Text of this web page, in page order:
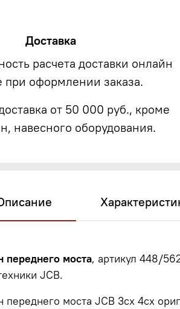
Доставка
расчета доставки онлайн
при оформлении заказа.
от 50 000 руб., кроме
навесного оборудования.
переднего моста, артикул 448/
JCB.
переднего моста JCB 3cx 4cx